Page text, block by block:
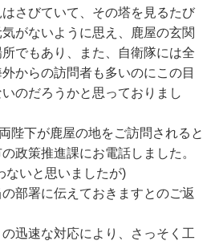
さびていて、その塔を見るたび
がないように思え、鹿屋の玄関
でもあり、また、自衛隊には全
からの訪問者も多いのにこの目
のだろうかと思っておりまし
陛下が鹿屋の地をご訪問されると
政策推進課にお電話しました。
ないと思いましたが)
部署に伝えておきますとのご返
迅速な対応により、さっそく工